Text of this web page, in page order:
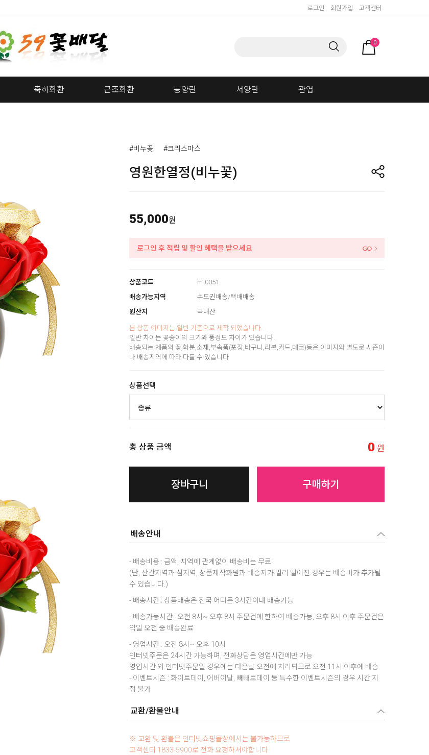
로그인 회원가입 고객센터
0
축하화환 근조화환 동양란 서양란 관엽
#비누꽃 #크리스마스
영원한열정(비누꽃)
55,000원
로그인 후 적립 및 할인 혜택을 받으세요
상품코드
m-0051
배송가능지역
수도권배송/택배배송
원산지
국내산
본 상품 이미지는 일반 기준으로 제작 되었습니다.
일반 차이는 꽃송이의 크기와 풍성도 차이가 있습니다.
배송되는 제품의 꽃,화분,소재,부속품(포장,바구니,리본,카드,데코)등은 이미지와 별도로 시즌이
나 배송지역에 따라 다를 수 있습니다
상품선택
총 상품 금액 0 원
장바구니 구매하기
배송안내
- 배송비용 : 금액, 지역에 관계없이 배송비는 무료
(단, 산간지역과 섬지역, 상품제작화원과 배송지가 멀리 떨어진 경우는 배송비가 추가될
수 있습니다.)
- 배송시간 : 상품배송은 전국 어디든 3시간이내 배송가능
- 배송가능시간 : 오전 8시~ 오후 8시 주문건에 한하여 배송가능, 오후 8시 이후 주문건은
익일 오전 중 배송완료
- 영업시간 : 오전 8시~ 오후 10시
인터넷주문은 24시간 가능하며, 전화상담은 영업시간에만 가능
영업시간 외 인터넷주문일 경우에는 다음날 오전에 처리되므로 오전 11시 이후에 배송
- 이벤트시즌 : 화이트데이, 어버이날, 빼빼로데이 등 특수한 이벤트시즌의 경우 시간 지
정 불가
교환/환불안내
※ 교환 및 환불은 인터넷쇼핑몰상에서는 불가능하므로
고객센터 1833-5900로 전화 요청하셔야합니다